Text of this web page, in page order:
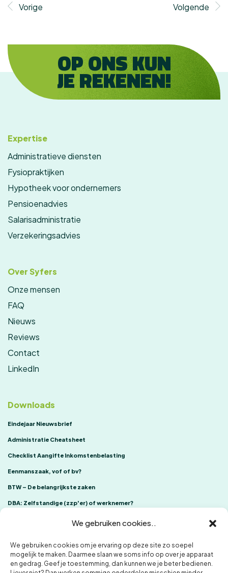
We gebruiken cookies..
We gebruiken cookies om je ervaring op deze site zo soepel
mogelijk te maken. Daarmee slaan we soms info op over je apparaat
en gedrag. Geef je toestemming, dan kunnen we je beter bedienen.
Vorige Volgende
OP ONS KUN
JE REKENEN!
Expertise
Administratieve diensten
Fysiopraktijken
Hypotheek voor ondernemers
Pensioenadvies
Salarisadministratie
Verzekeringsadvies
Over Syfers
Onze mensen
FAQ
Nieuws
Reviews
Contact
LinkedIn
Downloads
Eindejaar Nieuwsbrief
Administratie Cheatsheet
Checklist Aangifte Inkomstenbelasting
Eenmanszaak, vof of bv?
BTW – De belangrijkste zaken
DBA: Zelfstandige (zzp'er) of werknemer?